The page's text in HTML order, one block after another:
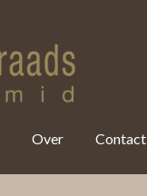
Over Contact